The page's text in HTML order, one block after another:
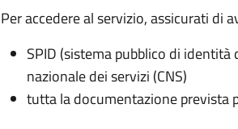
Per accedere al servizio, assicurati di
SPID (sistema pubblico di identità
nazionale dei servizi (CNS)
tutta la documentazione prevista